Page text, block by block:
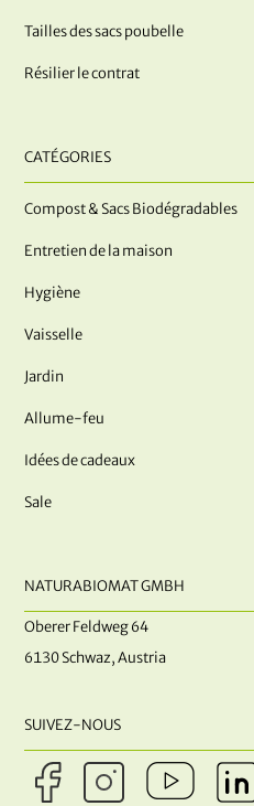
Tailles des sacs poubelle
Résilier le contrat
CATÉGORIES
Compost & Sacs Biodégradables
Entretien de la maison
Hygiène
Vaisselle
Jardin
Allume-feu
Idées de cadeaux
Sale
NATURABIOMAT GMBH
Oberer Feldweg 64
6130 Schwaz, Austria
SUIVEZ-NOUS